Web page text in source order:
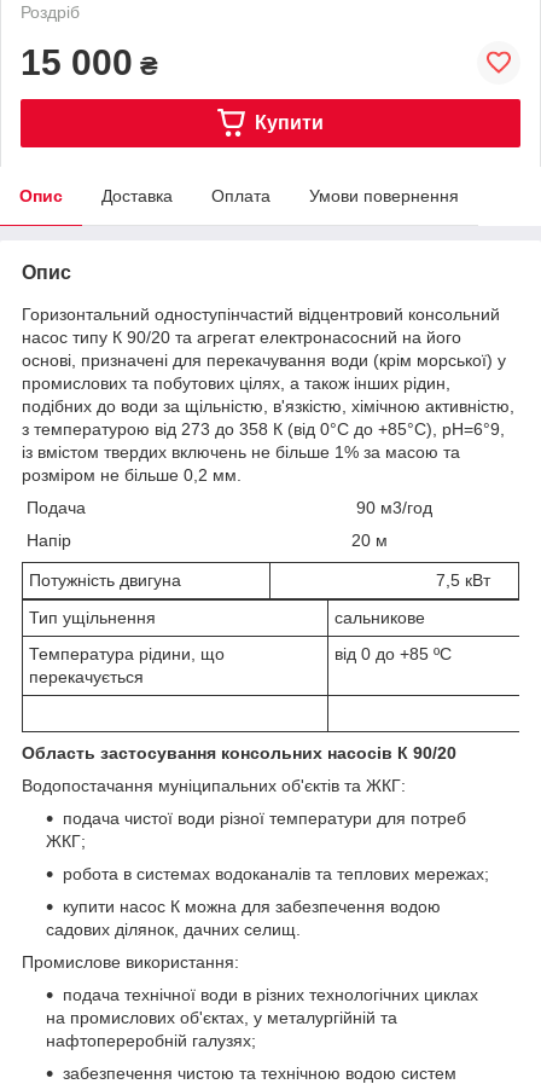
Роздріб
15 000 ₴
Купити
Опис Доставка Оплата Умови повернення
Опис
Горизонтальний одноступінчастий відцентровий консольний
насос типу К 90/20 та агрегат електронасосний на його
основі, призначені для перекачування води (крім морської) у
промислових та побутових цілях, а також інших рідин,
подібних до води за щільністю, в'язкістю, хімічною активністю,
з температурою від 273 до 358 К (від 0°С до +85°С), рН=6°9,
із вмістом твердих включень не більше 1% за масою та
розміром не більше 0,2 мм.
Подача 90 м3/год
Напір 20 м
Потужність двигуна
7,5 кВт
Тип ущільнення
сальникове
Температура рідини, що
перекачується
від 0 до +85 ºС
Область застосування консольних насосів К 90/20
Водопостачання муніципальних об'єктів та ЖКГ:
подача чистої води різної температури для потреб
ЖКГ;
робота в системах водоканалів та теплових мережах;
купити насос К можна для забезпечення водою
садових ділянок, дачних селищ.
Промислове використання:
подача технічної води в різних технологічних циклах
на промислових об'єктах, у металургійній та
нафтопереробній галузях;
забезпечення чистою та технічною водою систем